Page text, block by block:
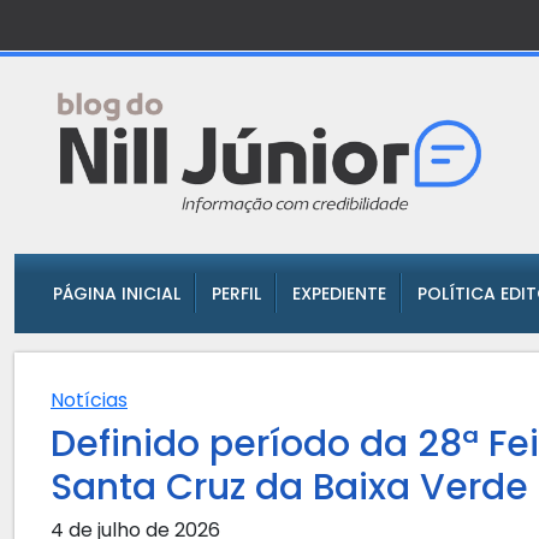
PÁGINA INICIAL PERFIL EXPEDIENTE POLÍTICA
Notícias
Definido período da 28ª
Santa Cruz da Baixa Verde
4 de julho de 2026